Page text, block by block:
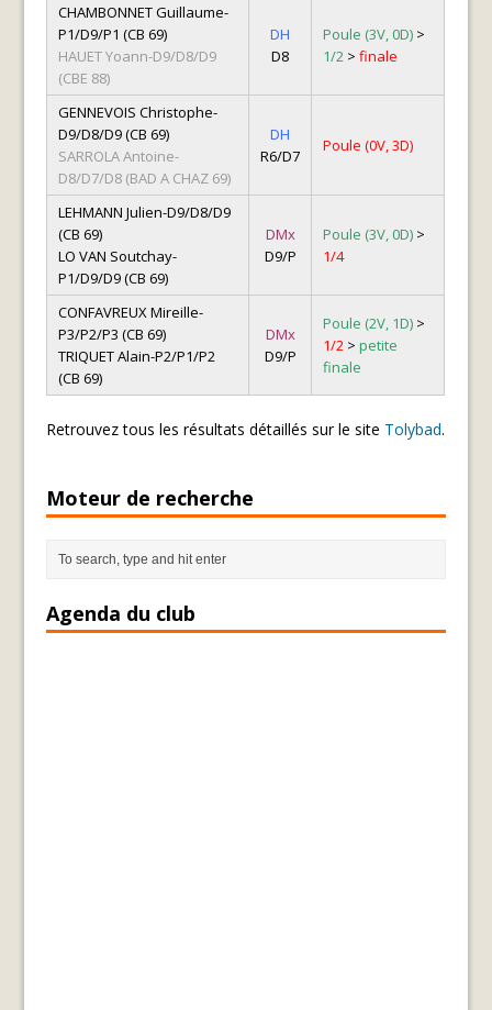
CHAMBONNET Guillaume-
P1/D9/P1 (CB 69)
HAUET Yoann-D9/D8/D9
(CBE 88)
DH
D8
Poule (3V, 0D) >
1/2 > finale
GENNEVOIS Christophe-
D9/D8/D9 (CB 69)
SARROLA Antoine-
D8/D7/D8 (BAD A CHAZ 69)
DH
R6/D7
Poule (0V, 3D)
LEHMANN Julien-D9/D8/D9
(CB 69)
LO VAN Soutchay-
P1/D9/D9 (CB 69)
DMx
D9/P
Poule (3V, 0D) >
1/4
CONFAVREUX Mireille-
P3/P2/P3 (CB 69)
TRIQUET Alain-P2/P1/P2
(CB 69)
DMx
D9/P
Poule (2V, 1D) >
1/2 > petite
finale
Retrouvez tous les résultats détaillés sur le site Tolybad.
Moteur de recherche
Agenda du club